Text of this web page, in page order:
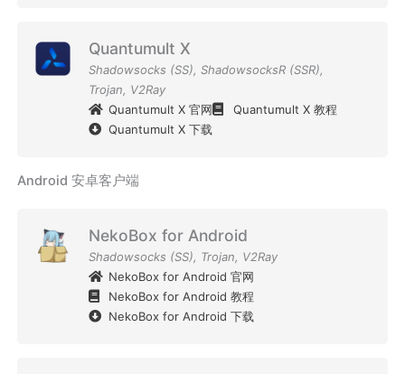
Quantumult X
Shadowsocks (SS), ShadowsocksR (SSR),
Trojan, V2Ray
Quantumult X 官网
Quantumult X 教程
Quantumult X 下载
Android 安卓客户端
NekoBox for Android
Shadowsocks (SS), Trojan, V2Ray
NekoBox for Android 官网
NekoBox for Android 教程
NekoBox for Android 下载